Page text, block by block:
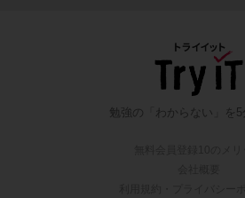
勉強の「わからない」を5